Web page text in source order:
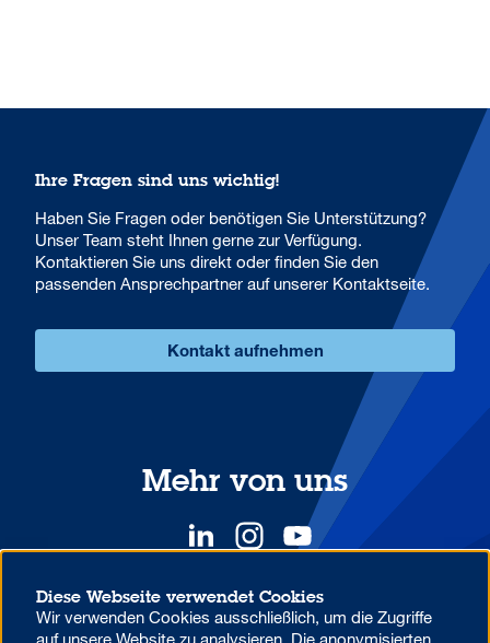
Ihre Fragen sind uns wichtig!
Haben Sie Fragen oder benötigen Sie Unterstützung?
Unser Team steht Ihnen gerne zur Verfügung.
Kontaktieren Sie uns direkt oder finden Sie den
passenden Ansprechpartner auf unserer Kontaktseite.
Kontakt aufnehmen
Mehr von uns
YOUR COMPETITIVE ADVANTAGE.
Diese Webseite verwendet Cookies
Wir verwenden Cookies ausschließlich, um die Zugriffe
auf unsere Website zu analysieren. Die anonymisierten